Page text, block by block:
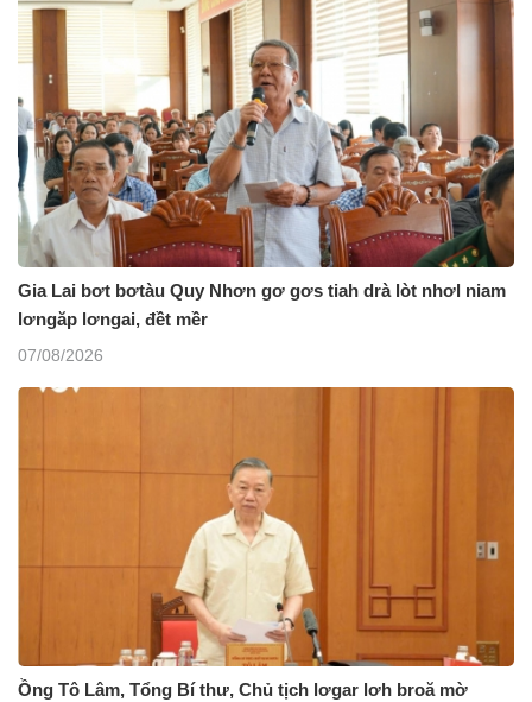
Gia Lai bơt bơtàu Quy Nhơn gơ gơs tiah drà lòt nhơl niam
lơngăp lơngai, đềt mềr
07/08/2026
Ồng Tô Lâm, Tổng Bí thư, Chủ tịch lơgar lơh broă mờ